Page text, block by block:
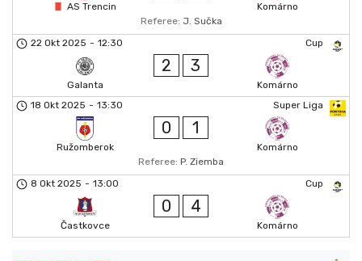
AS Trencin
Komárno
Referee: J. Sučka
Cup
22 Okt 2025 - 12:30
Galanta
2 3
Komárno
Super Liga
18 Okt 2025 - 13:30
Ružomberok
0 1
Komárno
Referee: P. Ziemba
Cup
8 Okt 2025 - 13:00
Častkovce
0 4
Komárno